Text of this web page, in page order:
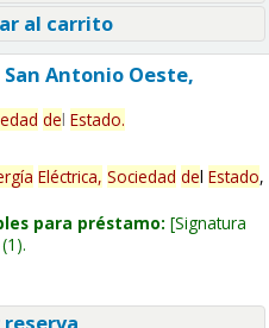
al carrito
Antonio Oeste,
del Estado.
Eléctrica, Sociedad del Estado,
para préstamo: Signatura
(1).